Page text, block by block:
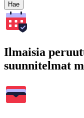
Hae
Ilmaisia
suunnitelmat